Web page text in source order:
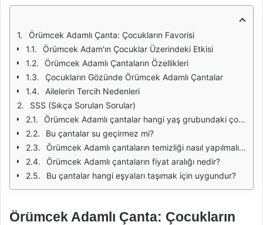
Örümcek Adamlı Çanta: Çocukların Favorisi
Örümcek Adam'ın Çocuklar Üzerindeki Etkisi
Örümcek Adamlı Çantaların Özellikleri
Çocukların Gözünde Örümcek Adamlı Çantalar
Ailelerin Tercih Nedenleri
SSS (Sıkça Sorulan Sorular)
Örümcek Adamlı çantalar hangi yaş grubundaki çocuklar için uygundur?
Bu çantalar su geçirmez mi?
Örümcek Adamlı çantaların temizliği nasıl yapılmalıdır?
Örümcek Adamlı çantaların fiyat aralığı nedir?
Bu çantalar hangi eşyaları taşımak için uygundur?
Örümcek Adamlı Çanta: Çocukların